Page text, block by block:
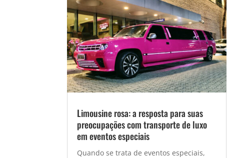
Limousine rosa: a resposta para suas
preocupações com transporte de luxo
em eventos especiais
Quando se trata de eventos especiais,